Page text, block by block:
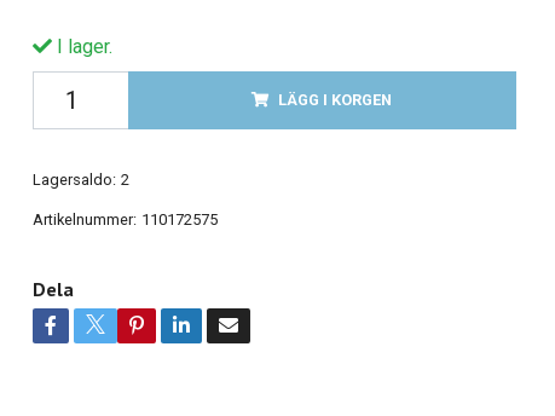
I lager.
LÄGG I KORGEN
Lagersaldo: 2
Artikelnummer: 110172575
Dela